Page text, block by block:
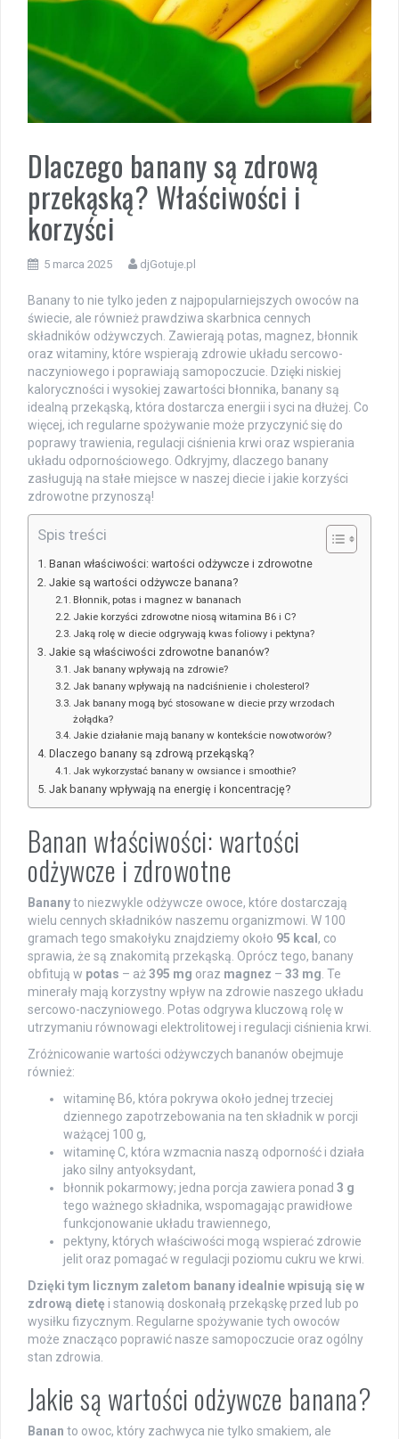
Dlaczego banany są zdrową
przekąską? Właściwości i
korzyści
5 marca 2025 djGotuje.pl
Banany to nie tylko jeden z najpopularniejszych owoców na
świecie, ale również prawdziwa skarbnica cennych
składników odżywczych. Zawierają potas, magnez, błonnik
oraz witaminy, które wspierają zdrowie układu sercowo-
naczyniowego i poprawiają samopoczucie. Dzięki niskiej
kaloryczności i wysokiej zawartości błonnika, banany są
idealną przekąską, która dostarcza energii i syci na dłużej. Co
więcej, ich regularne spożywanie może przyczynić się do
poprawy trawienia, regulacji ciśnienia krwi oraz wspierania
układu odpornościowego. Odkryjmy, dlaczego banany
zasługują na stałe miejsce w naszej diecie i jakie korzyści
zdrowotne przynoszą!
Spis treści
Banan właściwości: wartości odżywcze i zdrowotne
Jakie są wartości odżywcze banana?
Błonnik, potas i magnez w bananach
Jakie korzyści zdrowotne niosą witamina B6 i C?
Jaką rolę w diecie odgrywają kwas foliowy i pektyna?
Jakie są właściwości zdrowotne bananów?
Jak banany wpływają na zdrowie?
Jak banany wpływają na nadciśnienie i cholesterol?
Jak banany mogą być stosowane w diecie przy wrzodach
żołądka?
Jakie działanie mają banany w kontekście nowotworów?
Dlaczego banany są zdrową przekąską?
Jak wykorzystać banany w owsiance i smoothie?
Jak banany wpływają na energię i koncentrację?
Banan właściwości: wartości
odżywcze i zdrowotne
Bananyto niezwykle odżywcze owoce, które dostarczają
wielu cennych składników naszemu organizmowi. W 100
gramach tego smakołyku znajdziemy około 95 kcal , co
sprawia, że są znakomitą przekąską. Oprócz tego, banany
obfitują w potas – aż 395 mg oraz magnez – 33 mg . Te
minerały mają korzystny wpływ na zdrowie naszego układu
sercowo-naczyniowego. Potas odgrywa kluczową rolę w
utrzymaniu równowagi elektrolitowej i regulacji ciśnienia krwi.
Zróżnicowanie wartości odżywczych bananów obejmuje
również:
witaminę B6, która pokrywa około jednej trzeciej
dziennego zapotrzebowania na ten składnik w porcji
ważącej 100 g,
witaminę C, która wzmacnia naszą odporność i działa
jako silny antyoksydant,
błonnik pokarmowy; jedna porcja zawiera ponad 3 g
tego ważnego składnika, wspomagając prawidłowe
funkcjonowanie układu trawiennego,
pektyny, których właściwości mogą wspierać zdrowie
jelit oraz pomagać w regulacji poziomu cukru we krwi.
Dzięki tym licznym zaletom banany idealnie wpisują się w
zdrową dietę i stanowią doskonałą przekąskę przed lub po
wysiłku fizycznym. Regularne spożywanie tych owoców
może znacząco poprawić nasze samopoczucie oraz ogólny
stan zdrowia.
Jakie są wartości odżywcze banana?
Banan to owoc, który zachwyca nie tylko smakiem, ale